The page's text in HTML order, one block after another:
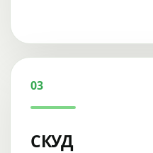
03
СКУД